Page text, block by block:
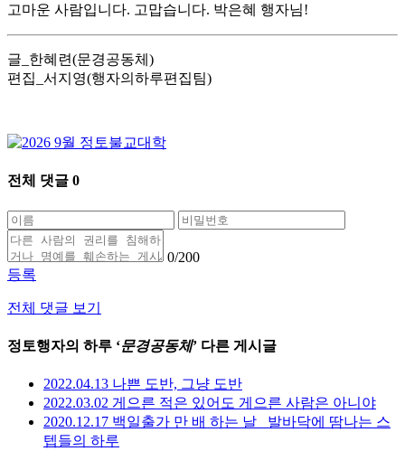
고마운 사람입니다. 고맙습니다. 박은혜 행자님!
글_한혜련(문경공동체)
편집_서지영(행자의하루편집팀)
전체 댓글 0
0/200
등록
전체 댓글 보기
정토행자의 하루 ‘문경공동체’ 다른 게시글
2022.04.13 나쁜 도반, 그냥 도반
2022.03.02 게으른 적은 있어도 게으른 사람은 아니야
2020.12.17 백일출가 만 배 하는 날_ 발바닥에 땀나는 스
텝들의 하루